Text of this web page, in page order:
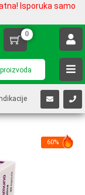
Isporuka samo
0
Indikacije
60%